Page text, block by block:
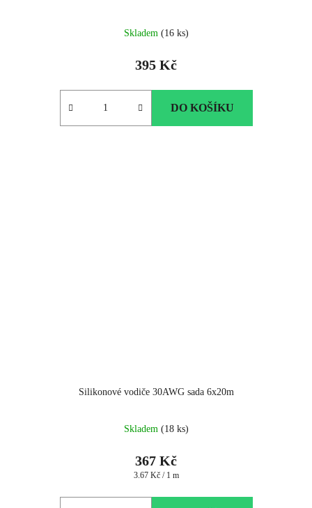
Skladem (16 ks)
395 Kč
DO KOŠÍKU
Silikonové vodiče 30AWG sada 6x20m
Skladem (18 ks)
367 Kč
Měrná
3.67 Kč / 1 m